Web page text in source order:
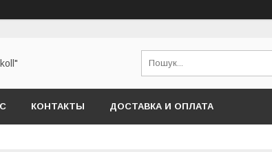
КОНТАКТЫ ДОСТАВКА И ОПЛАТА